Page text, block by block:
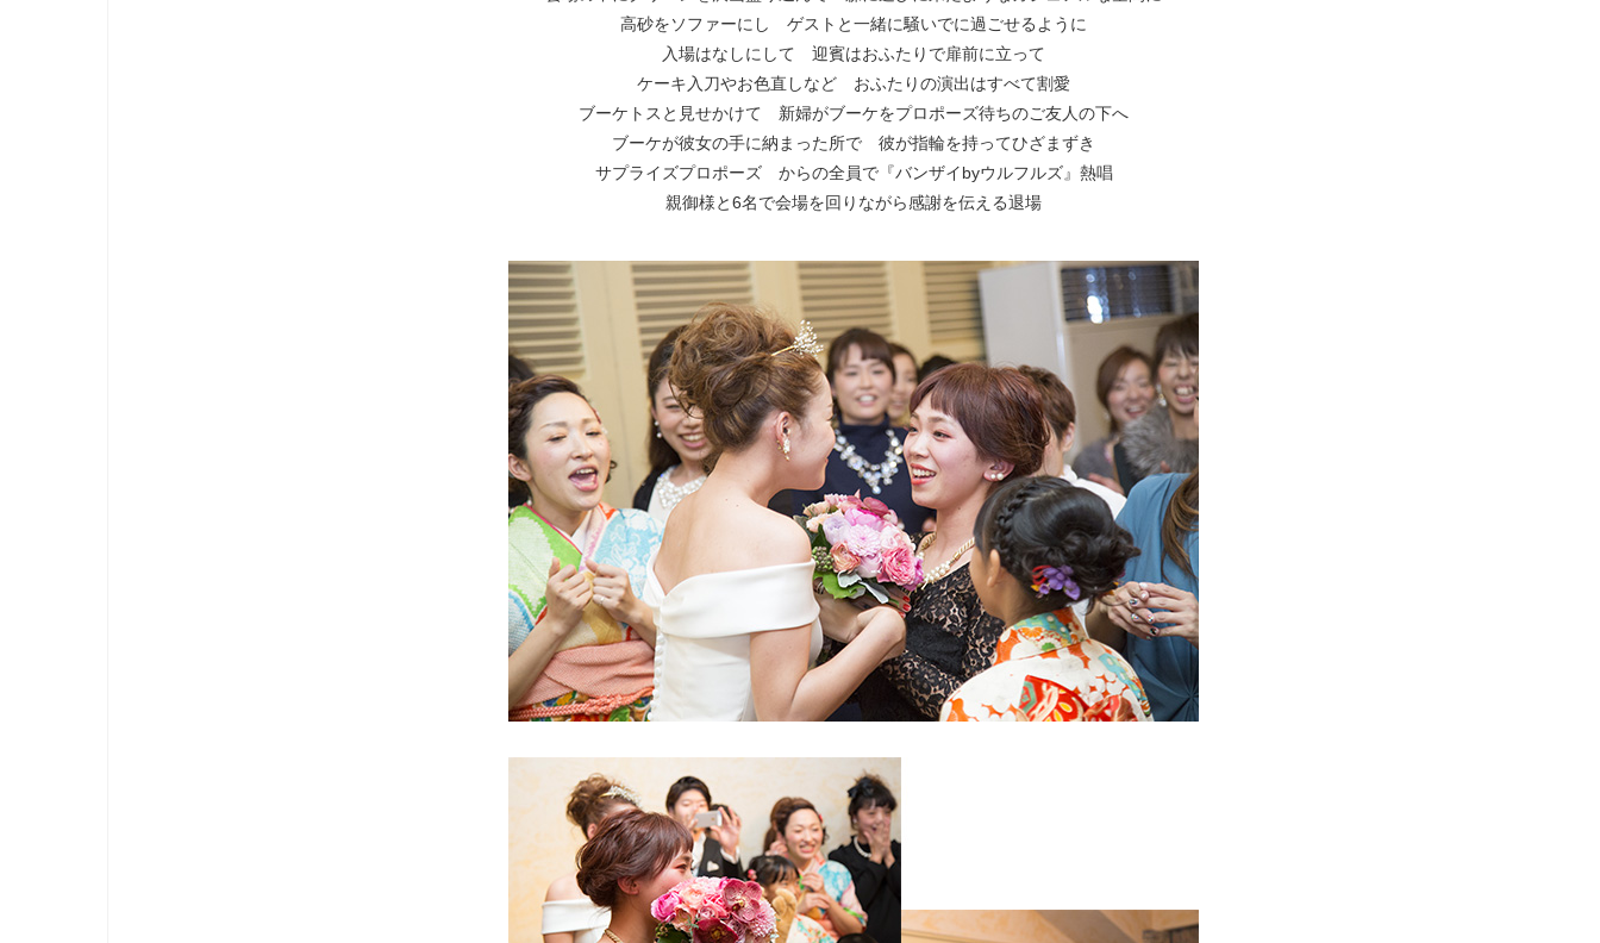
高砂をソファーにし ゲストと一緒に騒いでに過ごせるように
入場はなしにして 迎賓はおふたりで扉前に立って
ケーキ入刀やお色直しなど おふたりの演出はすべて割愛
ブーケトスと見せかけて 新婦がブーケをプロポーズ待ちのご友人の下へ
ブーケが彼女の手に納まった所で 彼が指輪を持ってひざまずき
サプライズプロポーズ からの全員で『バンザイbyウルフルズ』熱唱
親御様と6名で会場を回りながら感謝を伝える退場